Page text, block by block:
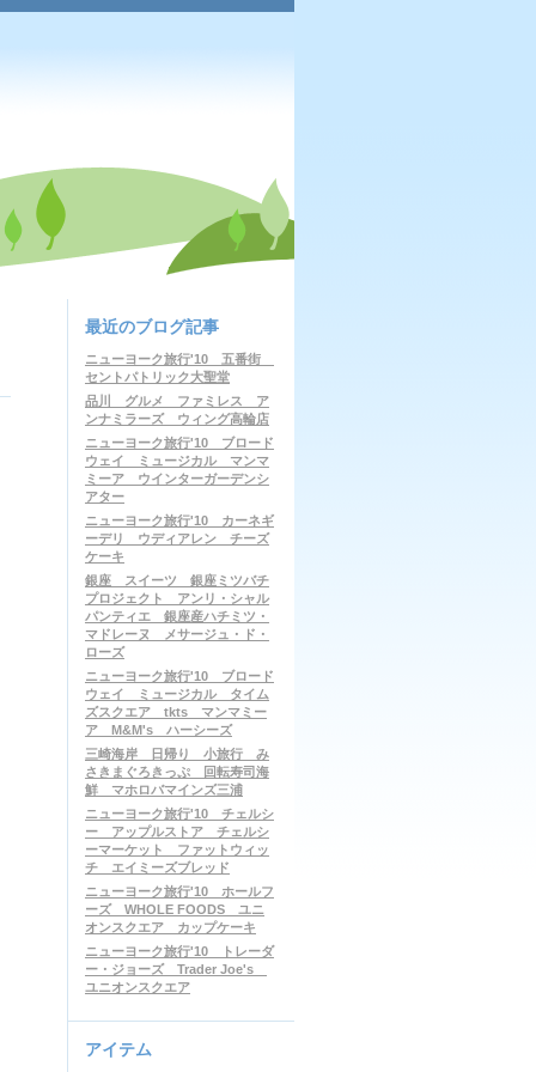
最近のブログ記事
ニューヨーク旅行'10 五番街
セントパトリック大聖堂
品川 グルメ ファミレス ア
ンナミラーズ ウィング高輪店
ニューヨーク旅行'10 ブロード
ウェイ ミュージカル マンマ
ミーア ウインターガーデンシ
アター
ニューヨーク旅行'10 カーネギ
ーデリ ウディアレン チーズ
ケーキ
銀座 スイーツ 銀座ミツバチ
プロジェクト アンリ・シャル
パンティエ 銀座産ハチミツ・
マドレーヌ メサージュ・ド・
ローズ
ニューヨーク旅行'10 ブロード
ウェイ ミュージカル タイム
ズスクエア tkts マンマミー
ア M&M's ハーシーズ
三崎海岸 日帰り 小旅行 み
さきまぐろきっぷ 回転寿司海
鮮 マホロバマインズ三浦
ニューヨーク旅行'10 チェルシ
ー アップルストア チェルシ
ーマーケット ファットウィッ
チ エイミーズブレッド
ニューヨーク旅行'10 ホールフ
ーズ WHOLE FOODS ユニ
オンスクエア カップケーキ
ニューヨーク旅行'10 トレーダ
ー・ジョーズ Trader Joe's
ユニオンスクエア
アイテム